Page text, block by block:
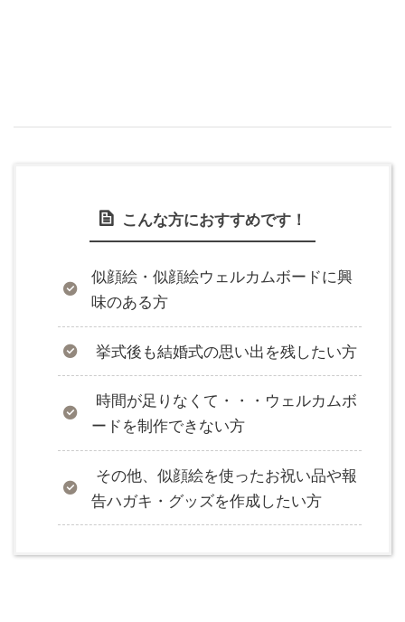
こんな方におすすめです！
似顔絵・似顔絵ウェルカムボードに興
味のある方
挙式後も結婚式の思い出を残したい方
時間が足りなくて・・・ウェルカムボ
ードを制作できない方
その他、似顔絵を使ったお祝い品や報
告ハガキ・グッズを作成したい方